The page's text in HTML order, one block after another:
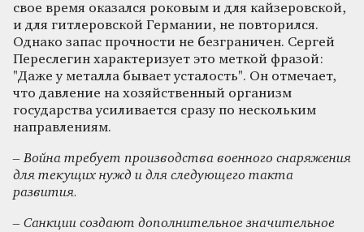
свое время оказался роковым и для кайзеровской,
и для гитлеровской Германии, не повторился.
Однако запас прочности не безграничен. Сергей
Переслегин характеризует это меткой фразой:
"Даже у металла бывает усталость". Он отмечает,
что давление на хозяйственный организм
государства усиливается сразу по нескольким
направлениям.
– Война требует производства военного снаряжения
для текущих нужд и для следующего такта
развития.
– Санкции создают дополнительное значительное